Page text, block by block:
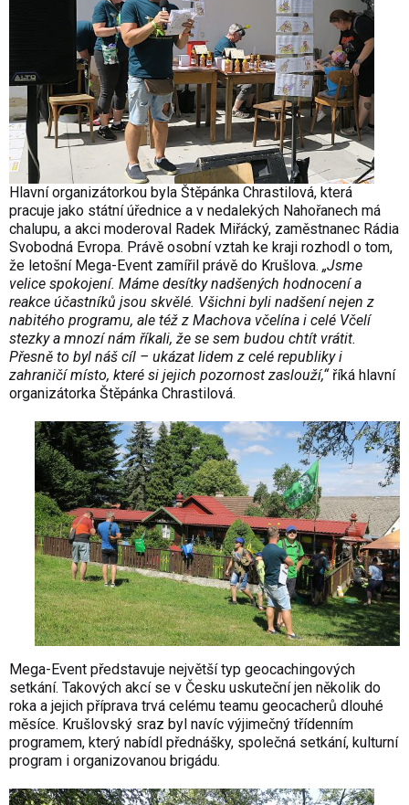
Hlavní organizátorkou byla Štěpánka Chrastilová, která
pracuje jako státní úřednice a v nedalekých Nahořanech má
chalupu, a akci moderoval Radek Miřácký, zaměstnanec Rádia
Svobodná Evropa. Právě osobní vztah ke kraji rozhodl o tom,
že letošní Mega-Event zamířil právě do Krušlova. „Jsme
velice spokojení. Máme desítky nadšených hodnocení a
reakce účastníků jsou skvělé. Všichni byli nadšení nejen z
nabitého programu, ale též z Machova včelína i celé Včelí
stezky a mnozí nám říkali, že se sem budou chtít vrátit.
Přesně to byl náš cíl – ukázat lidem z celé republiky i
zahraničí místo, které si jejich pozornost zaslouží,“ říká hlavní
organizátorka Štěpánka Chrastilová.
Mega-Event představuje největší typ geocachingových
setkání. Takových akcí se v Česku uskuteční jen několik do
roka a jejich příprava trvá celému teamu geocacherů dlouhé
měsíce. Krušlovský sraz byl navíc výjimečný třídenním
programem, který nabídl přednášky, společná setkání, kulturní
program i organizovanou brigádu.